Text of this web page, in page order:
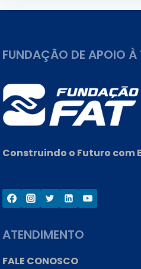
FUNDAÇÃO DE APOIO
Construindo o Futuro com
ATENDIMENTO
FALE CONOSCO